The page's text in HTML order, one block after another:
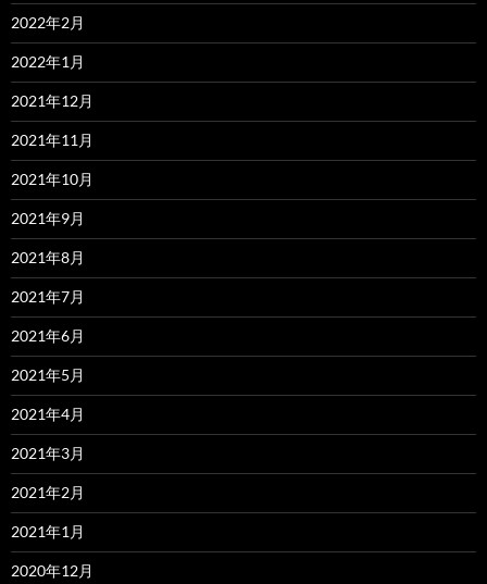
2022年2月
2022年1月
2021年12月
2021年11月
2021年10月
2021年9月
2021年8月
2021年7月
2021年6月
2021年5月
2021年4月
2021年3月
2021年2月
2021年1月
2020年12月